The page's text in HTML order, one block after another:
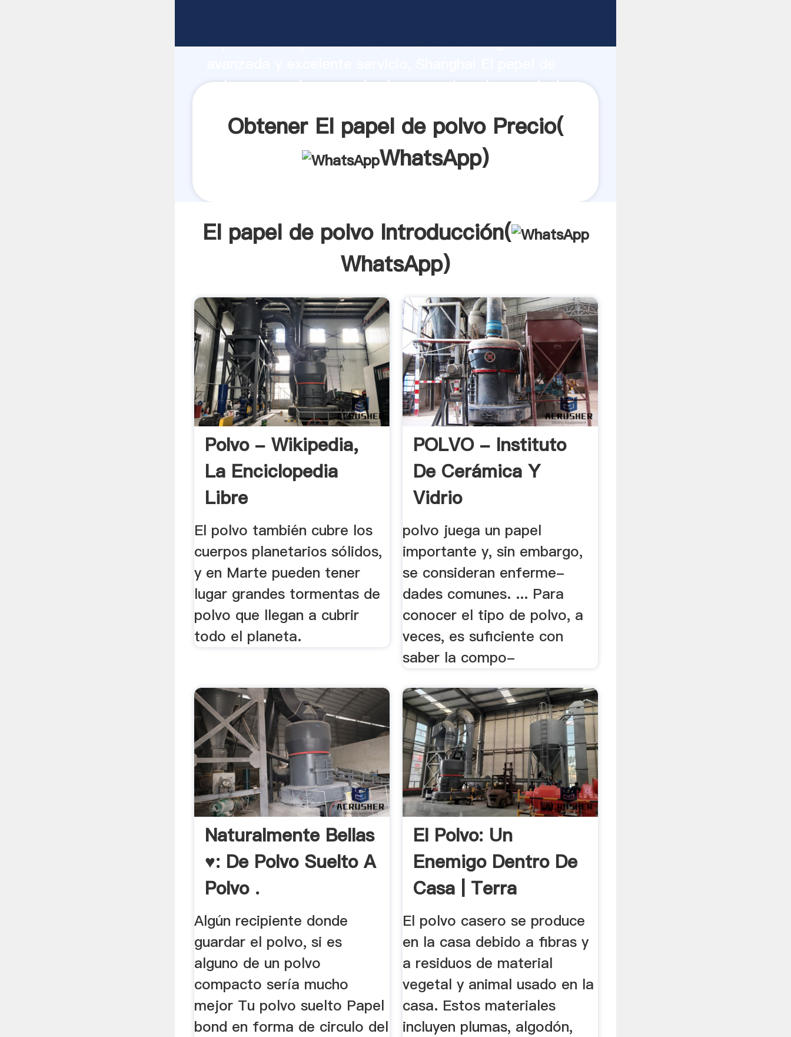
capacidad de producción, fuerza de investigación
polvo proveedor crea el valor y aporta valores a todos
Obtener El papel de polvo Precio(
WhatsApp)
El papel de polvo Introducción(
WhatsApp)
Polvo - Wikipedia,
La Enciclopedia
Libre
El polvo también cubre los
cuerpos planetarios sólidos,
y en Marte pueden tener
lugar grandes tormentas de
polvo que llegan a cubrir
todo el planeta.
POLVO - Instituto
De Cerámica Y
Vidrio
polvo juega un papel
importante y, sin embargo,
se consideran enferme-
dades comunes. ... Para
conocer el tipo de polvo, a
veces, es suficiente con
saber la compo-
Naturalmente Bellas
♥: De Polvo Suelto A
Polvo .
Algún recipiente donde
guardar el polvo, si es
alguno de un polvo
compacto sería mucho
mejor Tu polvo suelto Papel
bond en forma de circulo del
El Polvo: Un
Enemigo Dentro De
Casa | Terra
El polvo casero se produce
en la casa debido a fibras y
a residuos de material
vegetal y animal usado en la
casa. Estos materiales
incluyen plumas, algodón,